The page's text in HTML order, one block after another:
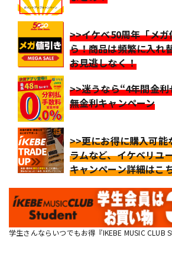
>>イケベ50周年「メ
ら！商品は頻繁に入れ
お見逃しなく！
>>迷うなら“4年間金
無金利キャンペーン
>>更にお得に購入可能
ラムなど、イケベリユ
キャンペーン詳細はこ
学生さんならいつでもお得『IKEBE MUSIC CLUB